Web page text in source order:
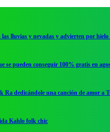
lluvias y nevadas y advierten por hielo
se pueden conseguir 100% gratis en
Ra dedicándole una canción de amor a
Kahlo folk chic